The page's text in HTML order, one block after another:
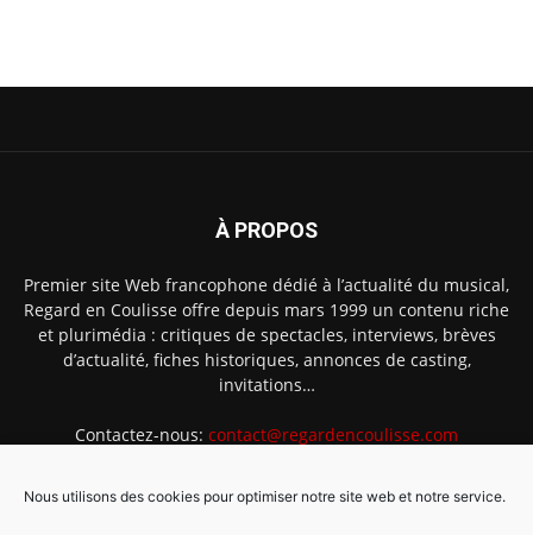
Nous utilisons des cookies pour optimiser notre site web et notre service.
À PROPOS
Premier site Web francophone dédié à l’actualité du musical,
Regard en Coulisse offre depuis mars 1999 un contenu riche
et plurimédia : critiques de spectacles, interviews, brèves
d’actualité, fiches historiques, annonces de casting,
invitations…
Contactez-nous: contact@regardencoulisse.com